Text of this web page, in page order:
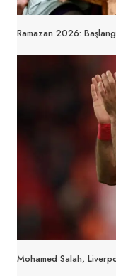
Ramazan 2026:
Mohamed Salah,